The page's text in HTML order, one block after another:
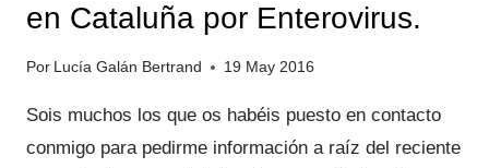
en Cataluña por Enterovirus.
Por Lucía Galán Bertrand 19 May 2016
Sois muchos los que os habéis puesto en contacto
conmigo para pedirme información a raíz del reciente